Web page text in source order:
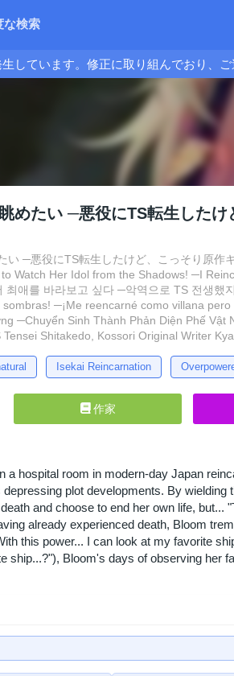
な検索
しています。修正に取り組んでおり、ご
めたい ─悪役にTS転生した
い ─悪役にTS転生したけど、こっそり原
Watch Her Idol from the Shadows! ─I
애를 바라보고 싶다 ─악역으로 TS 전생했
─¡Me reencarné como villana
─Chuyển Sinh Thành Phản Diện Phế
Shitakedo, Kossori Original Writer
Isekai Reincarnation
作家
a hospital room in modern-day Japan
plot developments. By
and choose to end her own life, but...
already experienced death, Bloom
this power... I can look at my favorite
ship...?"), Bloom's days of observing her